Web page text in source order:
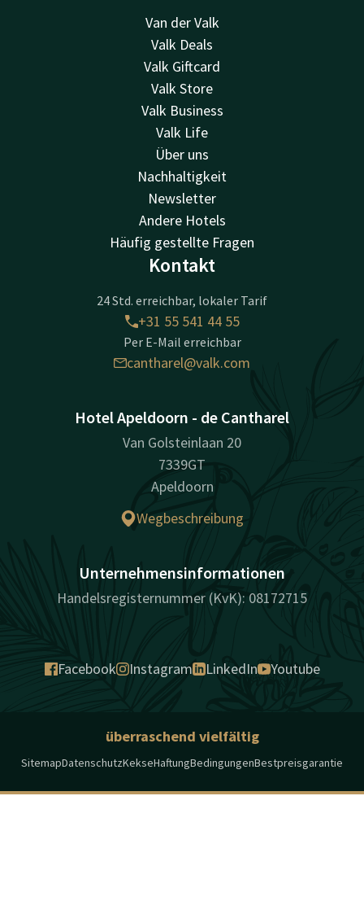
Van der Valk
Valk Deals
Valk Giftcard
Valk Store
Valk Business
Valk Life
Über uns
Nachhaltigkeit
Newsletter
Andere Hotels
Häufig gestellte Fragen
Kontakt
24 Std. erreichbar, lokaler Tarif
+31 55 541 44 55
Per E-Mail erreichbar
cantharel@valk.com
Hotel Apeldoorn - de Cantharel
Van Golsteinlaan 20
7339GT
Apeldoorn
Wegbeschreibung
Unternehmensinformationen
Handelsregisternummer (KvK): 08172715
Facebook Instagram LinkedIn Youtube
überraschend vielfältig
SitemapDatenschutzKekseHaftungBedingungenBestpreisgarantie